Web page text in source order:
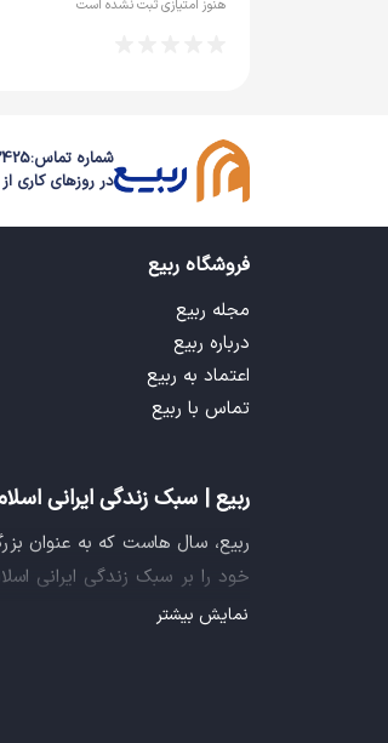
هنوز امتیازی ثبت نشده است
شماره تماس:
در روزهای کاری از
فروشگاه ربیع
مجله ربیع
درباره ربیع
اعتماد به ربیع
تماس با ربیع
ربیع | سبک زندگی ایرانی
ربیع، سال هاست که به عنوان
خود را بر سبک زندگی ایرانی
فراهم آورده تا تمام نیازهای شما
نمایش بیشتر